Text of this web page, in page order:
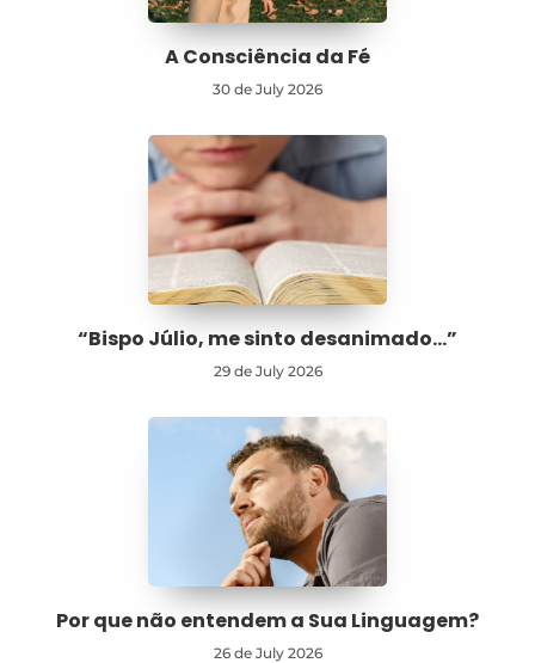
A Consciência da Fé
30 de July 2026
“Bispo Júlio, me sinto desanimado…”
29 de July 2026
Por que não entendem a Sua Linguagem?
26 de July 2026